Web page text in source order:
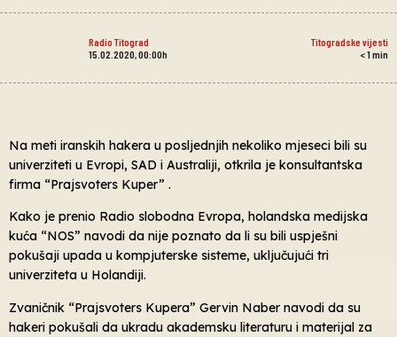
Radio Titograd
Titogradske vijesti
15.02.2020, 00:00h
< 1 min
Na meti iranskih hakera u posljednjih nekoliko mjeseci bili su
univerziteti u Evropi, SAD i Australiji, otkrila je konsultantska
firma “Prajsvoters Kuper” .
Kako je prenio Radio slobodna Evropa, holandska medijska
kuća “NOS” navodi da nije poznato da li su bili uspješni
pokušaji upada u kompjuterske sisteme, uključujući tri
univerziteta u Holandiji.
Zvaničnik “Prajsvoters Kupera” Gervin Naber navodi da su
hakeri pokušali da ukradu akademsku literaturu i materijal za